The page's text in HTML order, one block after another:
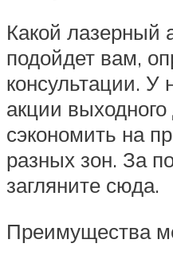
Какой лазерный
подойдет вам,
консультации. У
акции
сэкономить на
разных зон. За
загляните сюда.
Преимущества